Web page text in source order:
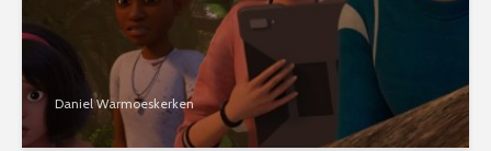
Daniel Warmoeskerken